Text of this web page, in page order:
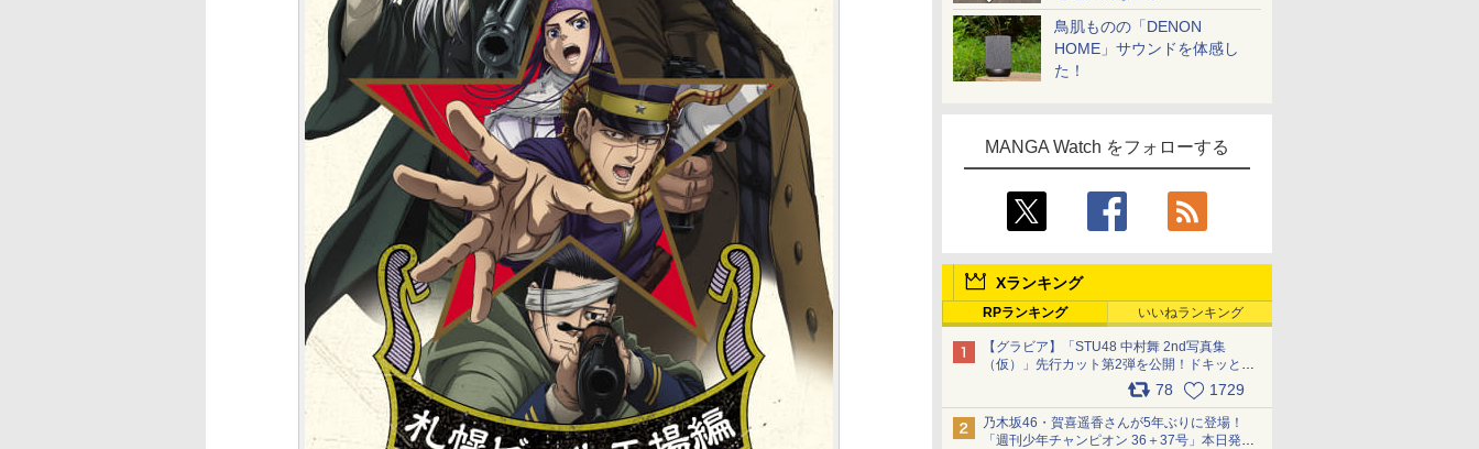
鳥肌ものの「DENON
HOME」サウンドを体感し
た！
MANGA Watch をフォローする
Xランキング
RPランキング いいねランキング
【グラビア】「STU48 中村舞 2nd写真集
（仮）」先行カット第2弾を公開！ドキッとす
るランジェリーカットなど新たな挑戦
78 1729
乃木坂46・賀喜遥香さんが5年ぶりに登場！
「週刊少年チャンピオン 36＋37号」本日発